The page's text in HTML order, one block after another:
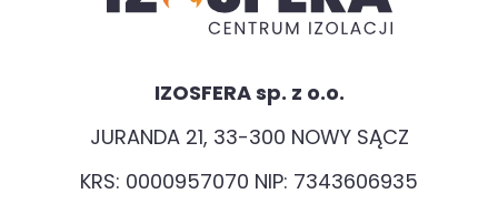
IZOSFERA sp. z o.o.
JURANDA 21, 33-300 NOWY SĄCZ
KRS: 0000957070 NIP: 7343606935